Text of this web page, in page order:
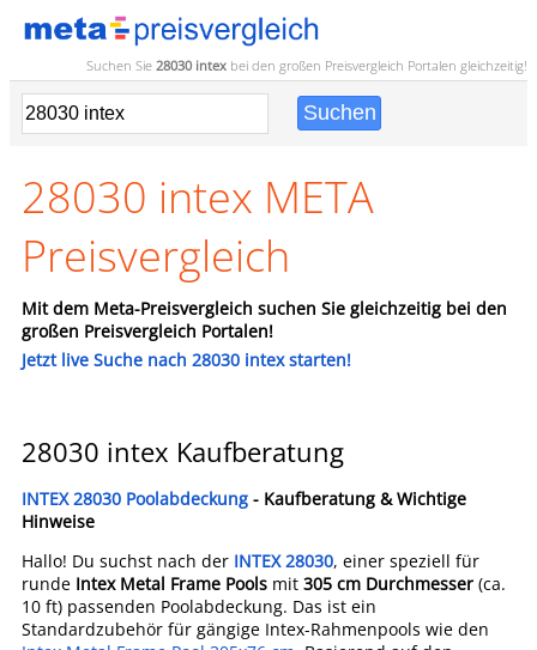
Suchen Sie 28030 intex bei den großen Preisvergleich Portalen gleichzeitig!
28030 intex META
Preisvergleich
Mit dem Meta-Preisvergleich suchen Sie gleichzeitig bei den
großen Preisvergleich Portalen!
Jetzt live Suche nach 28030 intex starten!
28030 intex Kaufberatung
INTEX 28030 Poolabdeckung - Kaufberatung & Wichtige
Hinweise
Hallo! Du suchst nach der INTEX 28030, einer speziell für
runde Intex Metal Frame Pools mit 305 cm Durchmesser (ca.
10 ft) passenden Poolabdeckung. Das ist ein
Standardzubehör für gängige Intex-Rahmenpools wie den